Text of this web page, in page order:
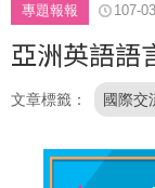
專題報報 107-
亞洲英語語
文章標籤 國際交